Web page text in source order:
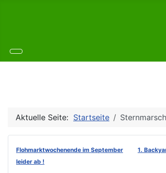
Aktuelle Seite: Startseite
Flohmarktwochenende im September 1.
leider ab !